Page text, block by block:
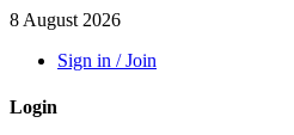
8 August 2026
Sign in / Join
Login